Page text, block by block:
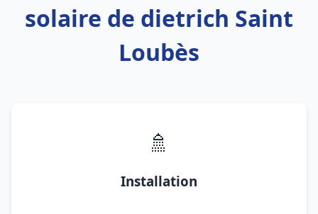
solaire de dietrich Saint
Loubès
🚿
Installation